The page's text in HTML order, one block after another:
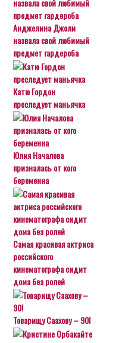
Анджелина Джоли
назвала свой любимый
предмет гардероба
Катю Гордон
преследует маньячка
Юлия Началова
призналась от кого
беременна
Самая красивая актриса
российского
кинематографа сидит
дома без ролей
Товарищу Саахову – 90!